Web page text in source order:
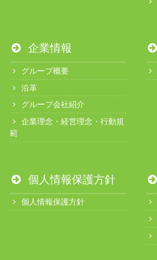
企業情報
グループ概要
沿革
グループ会社紹介
企業理念・経営理念・行動規
範
個人情報保護方針
個人情報保護方針